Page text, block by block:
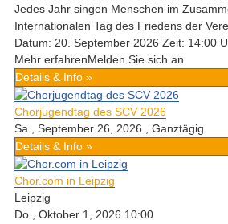
Jedes Jahr singen Menschen im
Internationalen Tag des Friedens der
Datum: 20. September 2026 Zeit: 14:00
Mehr erfahrenMelden Sie sich an
Details & Info »
Chorjugendtag des SCV 2026
Sa., September 26, 2026
, Ganztägig
Details & Info »
Chor.com in Leipzig
Leipzig
Do., Oktober 1, 2026 10:00